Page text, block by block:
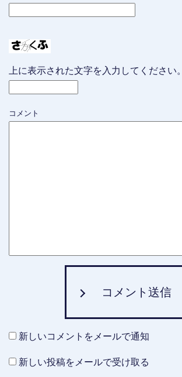
上に表示された文字を入力してください。
コメント
コメント送信
新しいコメントをメールで通知
新しい投稿をメールで受け取る